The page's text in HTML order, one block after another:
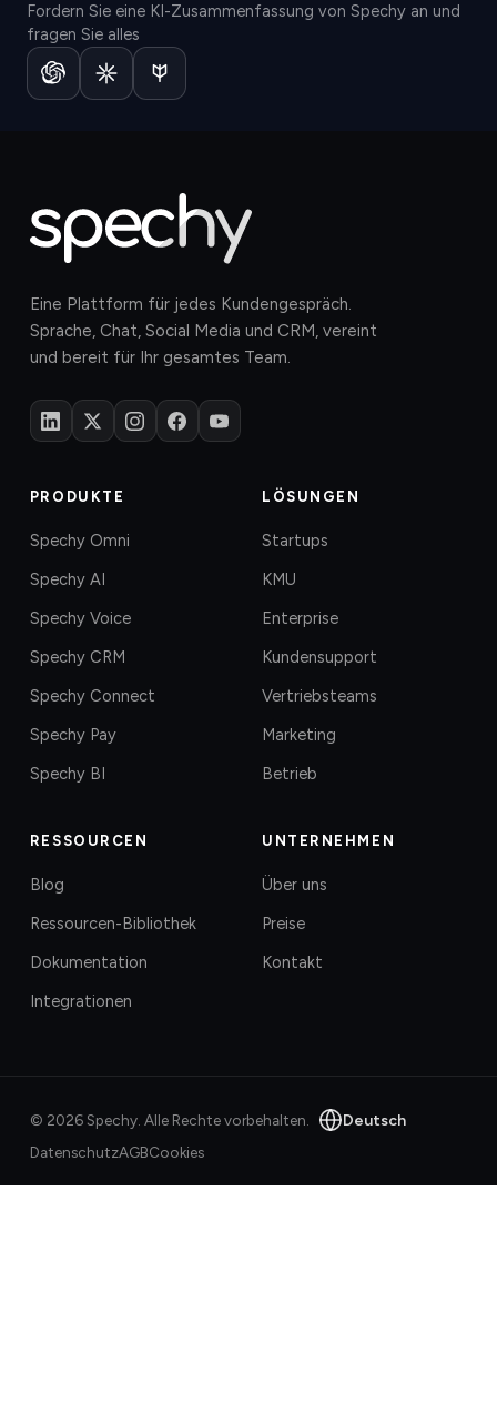
Jetzt starten
Jetzt planen
Fordern Sie eine KI-Zusammenfassung von Spechy an und
fragen Sie alles
Eine Plattform für jedes Kundengespräch.
Sprache, Chat, Social Media und CRM, vereint
und bereit für Ihr gesamtes Team.
PRODUKTE
Spechy Omni
Spechy AI
Spechy Voice
Spechy CRM
Spechy Connect
Spechy Pay
Spechy BI
LÖSUNGEN
Startups
KMU
Enterprise
Kundensupport
Vertriebsteams
Marketing
Betrieb
RESSOURCEN
Blog
Ressourcen-Bibliothek
Dokumentation
Integrationen
UNTERNEHMEN
Über uns
Preise
Kontakt
© 2026Spechy. Alle Rechte vorbehalten. Deutsch
DatenschutzAGBCookies